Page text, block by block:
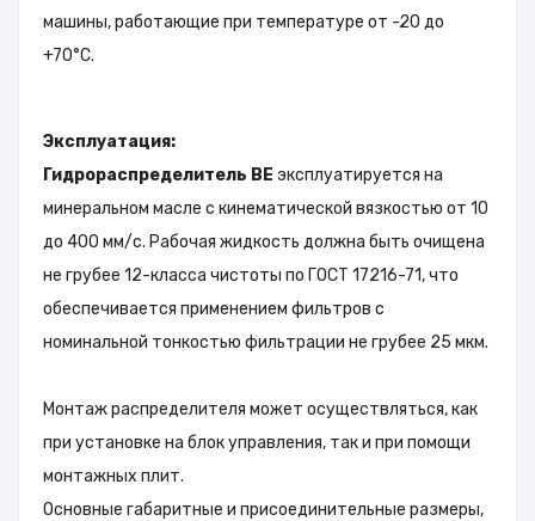
машины, работающие при температуре от -20 до
+70°C.
Эксплуатация:
Гидрораспределитель ВЕ эксплуатируется на
минеральном масле с кинематической вязкостью от 10
до 400 мм/с. Рабочая жидкость должна быть очищена
не грубее 12-класса чистоты по ГОСТ 17216-71, что
обеспечивается применением фильтров с
номинальной тонкостью фильтрации не грубее 25 мкм.
Монтаж распределителя может осуществляться, как
при установке на блок управления, так и при помощи
монтажных плит.
Основные габаритные и присоединительные размеры,